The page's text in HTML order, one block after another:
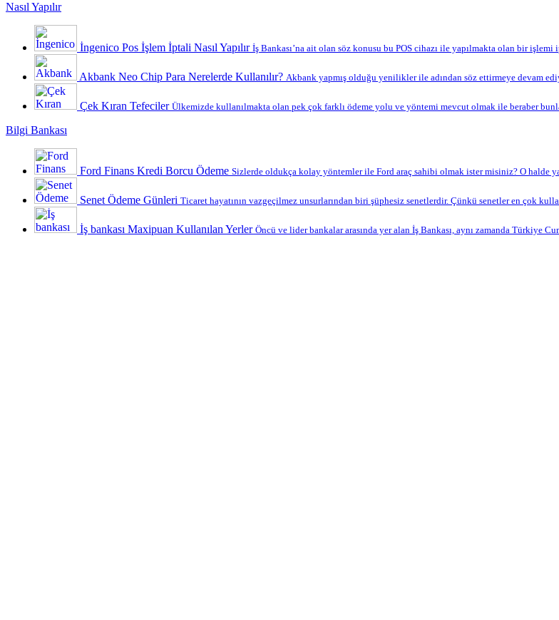
Nasıl Yapılır
İngenico Pos İşlem İptali Nasıl Yapılır İş Bankası’na ait olan söz konusu bu POS cihazı ile yapılmakta olan bir işlemi
Akbank Neo Chip Para Nerelerde Kullanılır? Akbank yapmış olduğu yenilikler ile adından söz ettirmeye devam
Çek Kıran Tefeciler Ülkemizde kullanılmakta olan pek çok farklı ödeme yolu ve yöntemi mevcut olmak ile beraber
Bilgi Bankası
Ford Finans Kredi Borcu Ödeme Sizlerde oldukça kolay yöntemler ile Ford araç sahibi olmak ister misiniz? O halde
Senet Ödeme Günleri Ticaret hayatının vazgeçilmez unsurlarından biri şüphesiz senetlerdir. Çünkü senetler en çok
İş bankası Maxipuan Kullanılan Yerler Öncü ve lider bankalar arasında yer alan İş Bankası, aynı zamanda Türkiye